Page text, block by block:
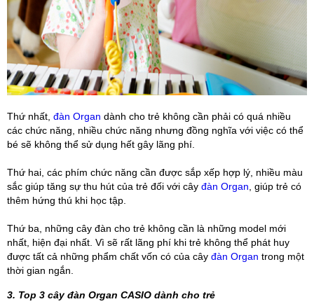
Thứ nhất, đàn Organ dành cho trẻ không cần phải có quá nhiều
các chức năng, nhiều chức năng nhưng đồng nghĩa với việc có thể
bé sẽ không thể sử dụng hết gây lãng phí.
Thứ hai, các phím chức năng cần được sắp xếp hợp lý, nhiều màu
sắc giúp tăng sự thu hút của trẻ đối với cây đàn Organ , giúp trẻ có
thêm hứng thú khi học tập.
Thứ ba, những cây đàn cho trẻ không cần là những model mới
nhất, hiện đại nhất. Vì sẽ rất lãng phí khi trẻ không thể phát huy
được tất cả những phẩm chất vốn có của cây đàn Organ trong một
thời gian ngắn.
3. Top 3 cây đàn Organ CASIO dành cho trẻ